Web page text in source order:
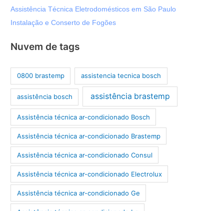
Assistência Técnica Eletrodomésticos em São Paulo
Instalação e Conserto de Fogões
Nuvem de tags
0800 brastemp assistencia tecnica bosch
assistência bosch assistência brastemp
Assistência técnica ar-condicionado Bosch
Assistência técnica ar-condicionado Brastemp
Assistência técnica ar-condicionado Consul
Assistência técnica ar-condicionado Electrolux
Assistência técnica ar-condicionado Ge